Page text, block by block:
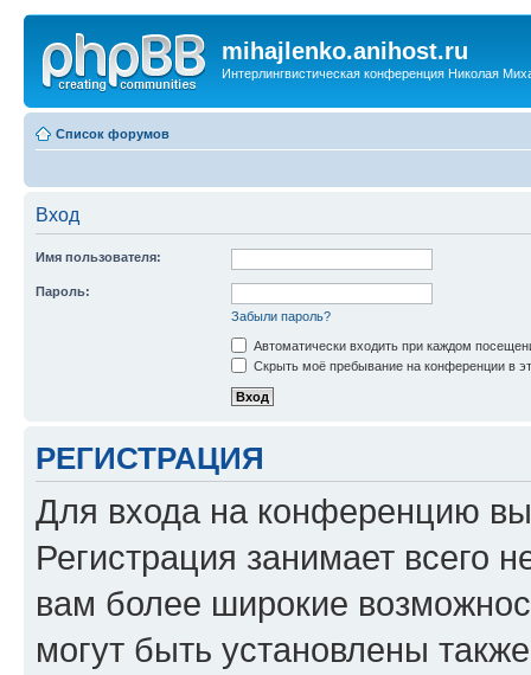
mihajlenko.anihost.ru
Интерлингвистическая конференция Николая
Список форумов
Вход
Имя пользователя:
Пароль:
Забыли пароль?
Автоматически входить при каждом
Скрыть моё пребывание на конференции в
РЕГИСТРАЦИЯ
Для входа на конференцию
Регистрация занимает всего
вам более широкие
могут быть установлены